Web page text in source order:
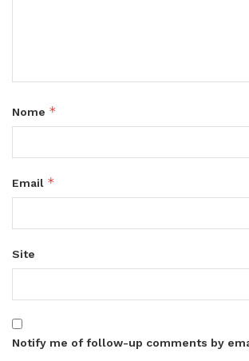
Nome *
Email *
Site
Notify me of follow-up comments by